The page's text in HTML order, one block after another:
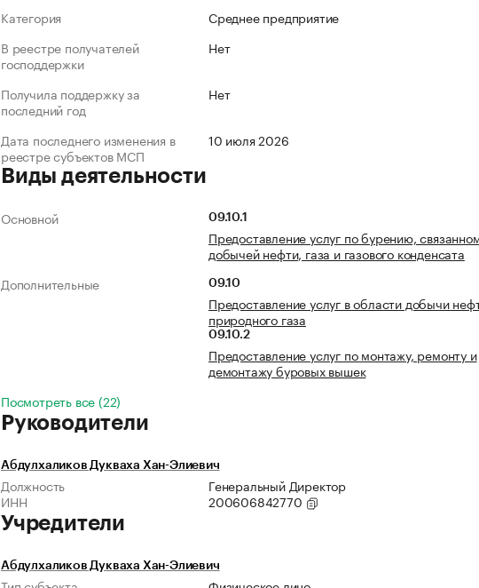
Категория
Среднее предприятие
В реестре получателей
господдержки
Нет
Получила поддержку за
последний год
Нет
Дата последнего изменения в
реестре субъектов МСП
10 июля 2026
Виды деятельности
Основной 09.10.1
Предоставление услуг по бурению,
добычей нефти, газа и газового конденсата
Дополнительные
09.10
Предоставление услуг в области добычи
природного газа
09.10.2
Предоставление услуг по монтажу, ремонту и
демонтажу буровых вышек
Посмотреть все (22)
Руководители
Абдулхаликов Дукваха Хан-Элиевич
Должность
Генеральный Директор
ИНН
200606842770
Учредители
Абдулхаликов Дукваха Хан-Элиевич